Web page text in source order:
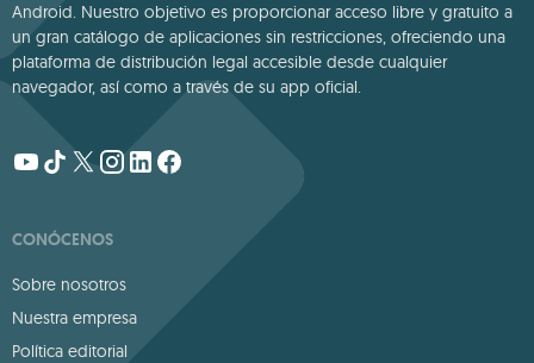
Android. Nuestro objetivo es proporcionar acceso libre y gratuito a
un gran catálogo de aplicaciones sin restricciones, ofreciendo una
plataforma de distribución legal accesible desde cualquier
navegador, así como a través de su app oficial.
CONÓCENOS
Sobre nosotros
Nuestra empresa
Política editorial